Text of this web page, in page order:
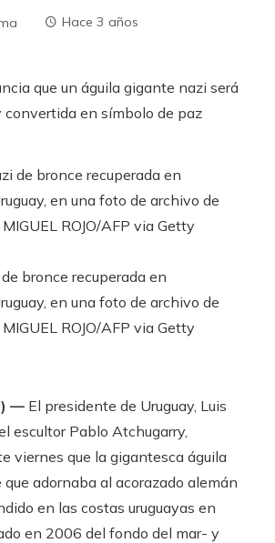
Hace 3 años
bronce recuperada en
en una foto de archivo de
ROJO/AFP via Getty
— El presidente de Uruguay, Luis
escultor Pablo Atchugarry,
viernes que la gigantesca águila
adornaba al acorazado alemán
en las costas uruguayas en
en 2006 del fondo del mar- y